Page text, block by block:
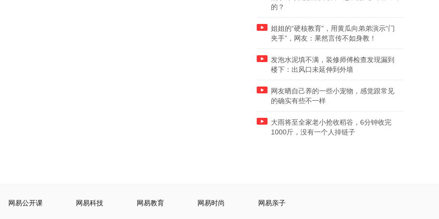
的？
姐姐的“硬核教育”，用黄瓜向弟弟演示“门
夹手”，网友：果然言传不如身教！
发泡水泥填不满，装修师傅检查发现漏到
楼下：出风口未延伸到外墙
网友晒自己养的一些小宠物，感觉跟常见
的确实有些不一样
大雨将至全家老小抢收稻谷，6分钟收完
1000斤，没有一个人掉链子
网易公开课 网易科技 网易教育 网易时尚 网易亲子